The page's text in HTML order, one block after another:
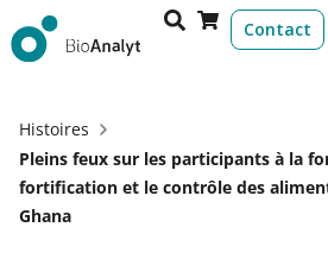
Contact
Histoires
Pleins feux sur les participants à la
fortification et le contrôle des
Ghana